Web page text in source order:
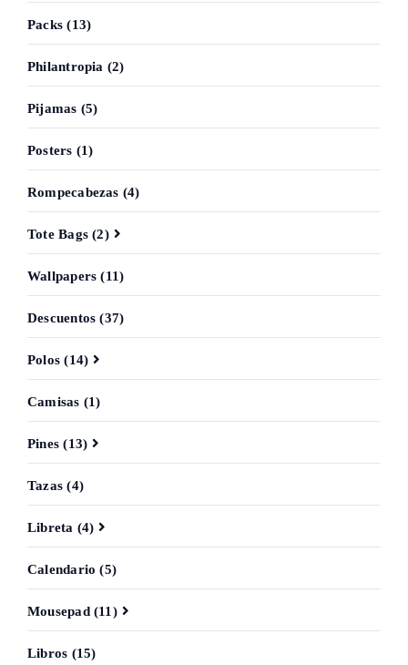
Packs (13)
Philantropia (2)
Pijamas (5)
Posters (1)
Rompecabezas (4)
Tote Bags (2)
Wallpapers (11)
Descuentos (37)
Polos (14)
Camisas (1)
Pines (13)
Tazas (4)
Libreta (4)
Calendario (5)
Mousepad (11)
Libros (15)